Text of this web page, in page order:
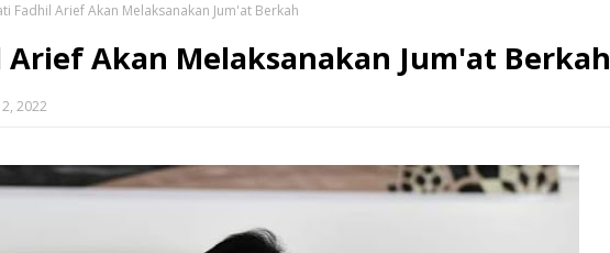
Fadhil Arief Akan Melaksanakan Jum'at Berkah
Arief Akan Melaksanakan Jum'at Berkah
2022